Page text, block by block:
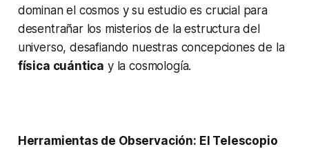
dominan el cosmos y su estudio es crucial para
desentrañar los misterios de laestructura del
universo, desafiando nuestras concepciones de la
física cuántica y la cosmología.
Herramientas de Observación: El Telescopio